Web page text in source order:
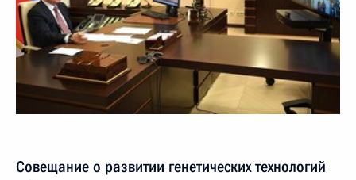
Совещание о развитии генетических технологий